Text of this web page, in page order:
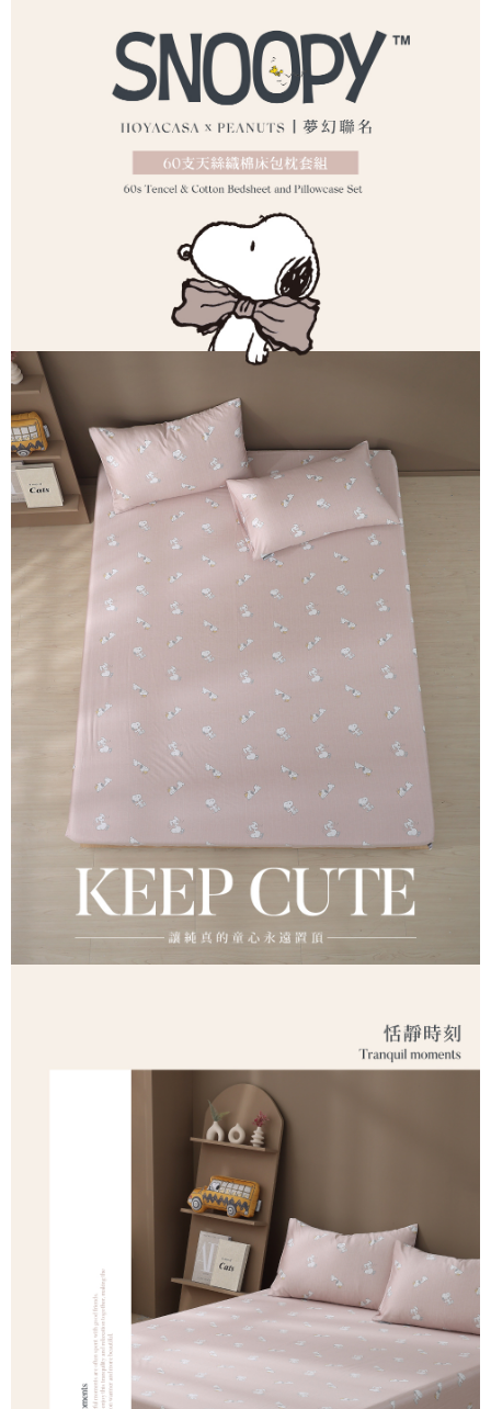
3.完整用戶服務條款，請詳閱以下連結：
https://oppay.tw/userRule
１．透過由恩沛科技股份有限公司提供之「AFTEE先享後付」服務完成之交
易，需依本服務之必要範圍內提供個人資料，並將交易相關給付款項請求債
２．關於個人資料處理事宜，請瀏覽以下網址：
https://aftee.tw/terms/#terms3
３．未成年的使用者請事先徵得法定代理人或監護人之同意方可使用
「AFTEE先享後付」，若未經同意申辦者引起之損失，本公司不負相關責
４．使用「AFTEE先享後付」時，將依據個別帳號之用戶狀況，依本公司即
時審查核予不同之上限額度；若仍有額度不足之情形，本公司將視審查結果
５．嚴禁一人註冊多個帳號或使用他人資訊註冊。若發現惡意使用之情形，
恩沛科技股份有限公司將有權停止該用戶之使用額度並採取法律行動。
每筆NT$60，滿NT$1,000(含以上)免運費
每筆NT$100，滿NT$1,000(含以上)免運費